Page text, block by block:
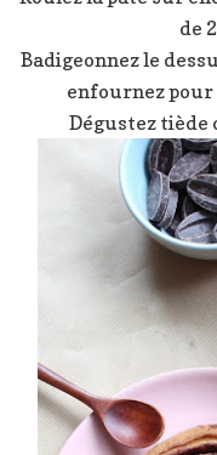
de
Badigeonnez le
enfournez pour
Dégustez